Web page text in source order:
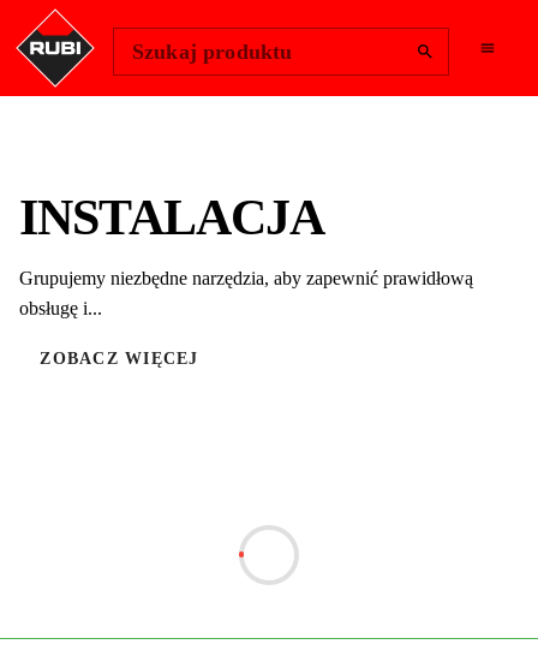
Szukaj produktu
INSTALACJA
Grupujemy niezbędne narzędzia, aby zapewnić prawidłową
obsługę i...
ZOBACZ WIĘCEJ